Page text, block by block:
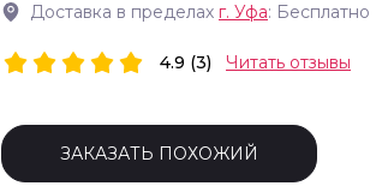
Доставка в пределах г. Уфа: Бесплатно
4.9 (3) Читать отзывы
ЗАКАЗАТЬ ПОХОЖИЙ